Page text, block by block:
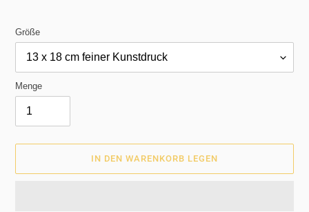
Größe
Menge
IN DEN WARENKORB LEGEN